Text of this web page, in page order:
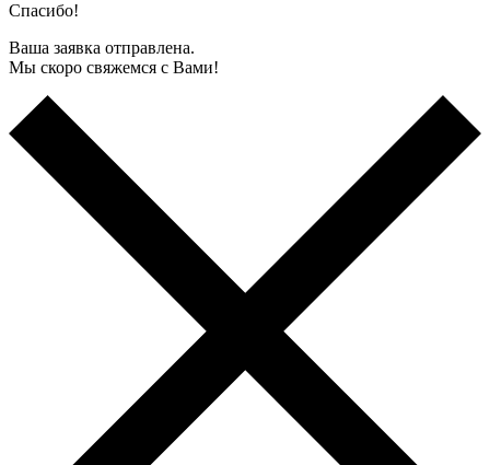
Спасибо!
Ваша заявка отправлена.
Мы скоро свяжемся с Вами!